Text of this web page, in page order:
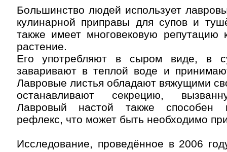
Большинство людей использует
кулинарной приправы для супов и
также имеет многовековую репутацию
растение.
Его употребляют в сыром виде, в
заваривают в теплой воде и
Лавровые листья обладают вяжущими
останавливают секрецию,
Лавровый настой также способен
рефлекс, что может быть необходимо
Исследование, проведённое в 2006